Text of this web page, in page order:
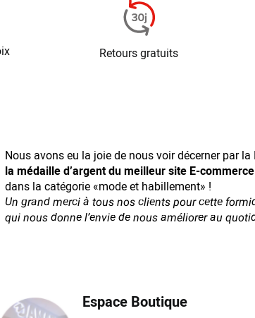
Retours gratuits
Nous avons eu la joie de nous voir décerner par la
la médaille d’argent du meilleur site E-
dans la catégorie «mode et habillement» !
Un grand merci à tous nos clients pour cette
qui nous donne l’envie de nous améliorer au
Espace Boutique